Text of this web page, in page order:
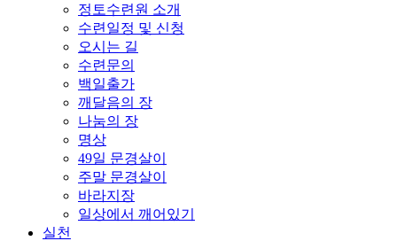
정토수련원 소개
수련일정 및 신청
오시는 길
수련문의
백일출가
깨달음의 장
나눔의 장
명상
49일 문경살이
주말 문경살이
바라지장
일상에서 깨어있기
실천